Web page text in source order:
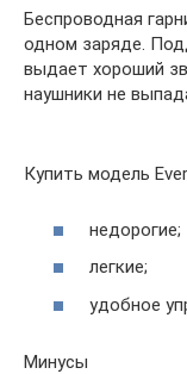
Беспроводная
одном заряде.
выдает хороший
наушники не
Купить модель
недорогие;
легкие;
удобное
Минусы